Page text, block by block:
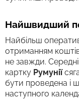
Найшвидший
Найбільш
отриманням
не завжди.
картку Румунії
бути проведена і
наступного